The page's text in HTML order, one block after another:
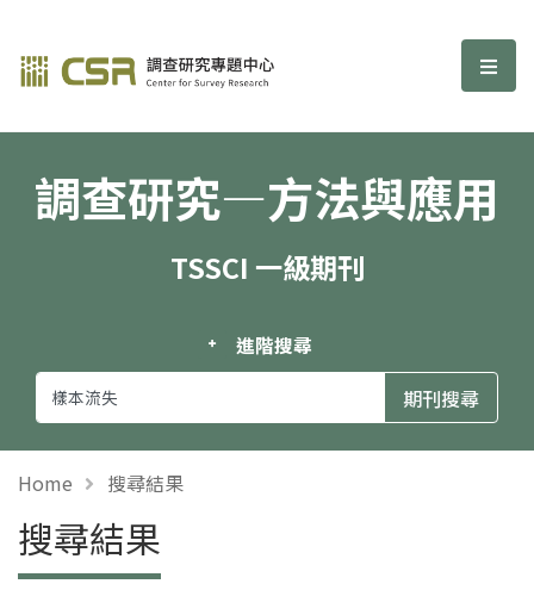
調查研究—方法與應用期刊 選
調查研究—方法與應用
TSSCI 一級期刊
進階搜尋
Home 搜尋結果
搜尋結果